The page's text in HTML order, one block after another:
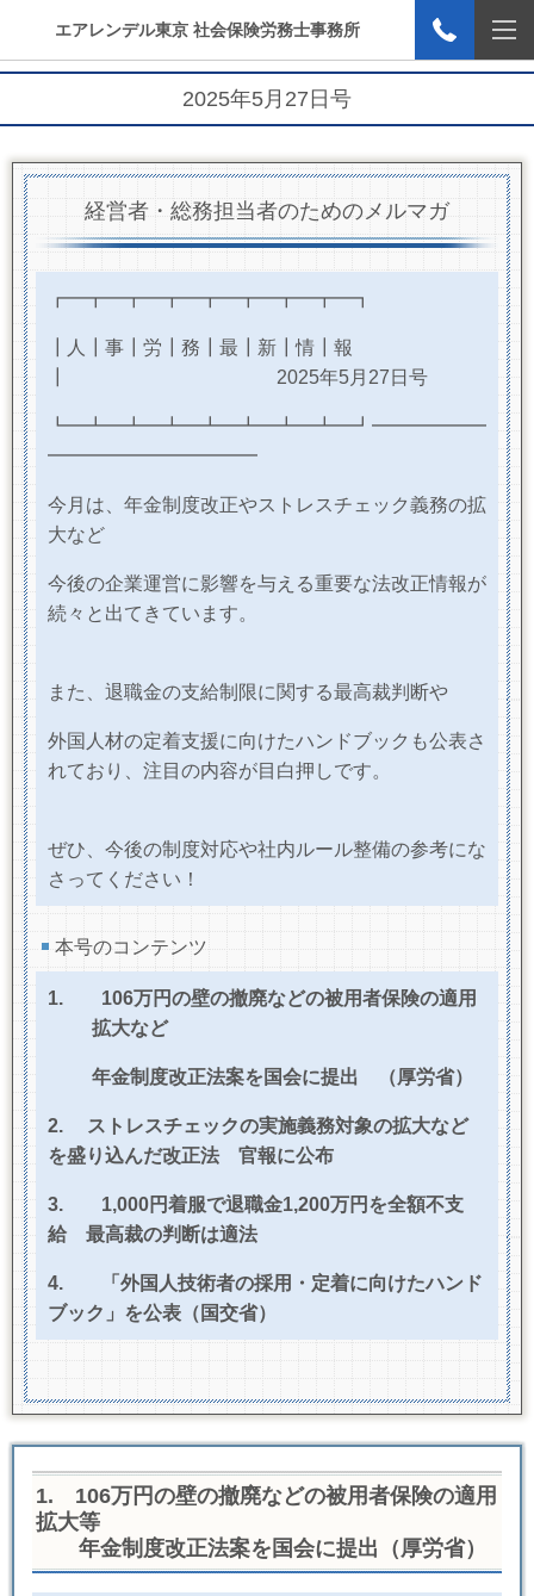
エアレンデル東京 社会保険労務士事務所
2025年5月27日号
経営者・総務担当者のためのメルマガ
┏━┳━┳━┳━┳━┳━┳━┳━┓
┃人┃事┃労┃務┃最┃新┃情┃報
2025年5月27日号
┗━┻━┻━┻━┻━┻━┻━┻━┛━━━━━━
━━━━━━━━━━━
今月は、年金制度改正やストレスチェック義務の拡
大など
今後の企業運営に影響を与える重要な法改正情報が
続々と出てきています。
また、退職金の支給制限に関する最高裁判断や
外国人材の定着支援に向けたハンドブックも公表さ
れており、注目の内容が目白押しです。
ぜひ、今後の制度対応や社内ルール整備の参考にな
さってください！
本号のコンテンツ
1. 106万円の壁の撤廃などの被用者保険の適用
拡大など
年金制度改正法案を国会に提出 （厚労省）
2. ストレスチェックの実施義務対象の拡大など
を盛り込んだ改正法 官報に公布
3. 1,000円着服で退職金1,200万円を全額不支
給 最高裁の判断は適法
4. 「外国人技術者の採用・定着に向けたハンド
ブック」を公表（国交省）
1. 106万円の壁の撤廃などの被用者保険の適用
拡大等
年金制度改正法案を国会に提出（厚労省）